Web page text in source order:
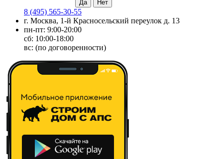
8 (495) 565-30-55
г. Москва, 1-й Красносельский переулок д. 13
пн-пт: 9:00-20:00
сб: 10:00-18:00
вс: (по договоренности)